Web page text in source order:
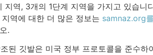
지역, 3개의 1단계 지역을 가지고 있습니
지역에 대한 더 많은 정보는 samnaz.org
.
된 깃발은 미국 정부 프로토콜을 준수하